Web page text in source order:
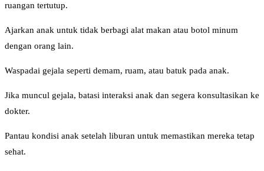
ruangan tertutup.
Ajarkan anak untuk tidak berbagi alat makan atau botol minum
dengan orang lain.
Waspadai gejala seperti demam, ruam, atau batuk pada anak.
Jika muncul gejala, batasi interaksi anak dan segera konsultasikan ke
dokter.
Pantau kondisi anak setelah liburan untuk memastikan mereka tetap
sehat.